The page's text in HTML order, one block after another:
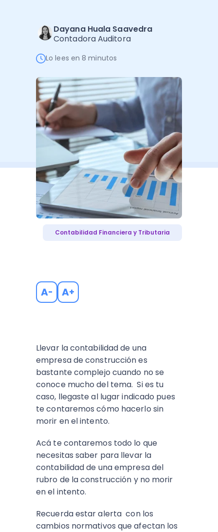
Ver todo
Ver Todo
Dayana Huala Saavedra
Contadora Auditora
Lo lees en 8 minutos
Contabilidad Financiera y Tributaria
A- A+
Llevar la contabilidad de una
empresa de construcción es
bastante complejo cuando no se
conoce mucho del tema. Si es tu
caso, llegaste al lugar indicado pues
te contaremos cómo hacerlo sin
morir en el intento.
Acá te contaremos todo lo que
necesitas saber para llevar la
contabilidad de una empresa del
rubro de la construcción y no morir
en el intento.
Recuerda estar alerta con los
cambios normativos que afectan los